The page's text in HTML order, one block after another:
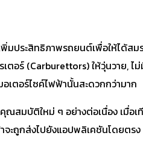
มประสิทธิภาพรถยนต์เพื่อให้ได้
ตอร์ (Carburettors) ให้วุ่นวาย,
ตอร์ไซค์ไฟฟ้านั้นสะดวกกว่ามาก
มบัติใหม่ ๆ อย่างต่อเนื่อง เมื่อ
จะถูกส่งไปยังแอปพลิเคชันโดยตร